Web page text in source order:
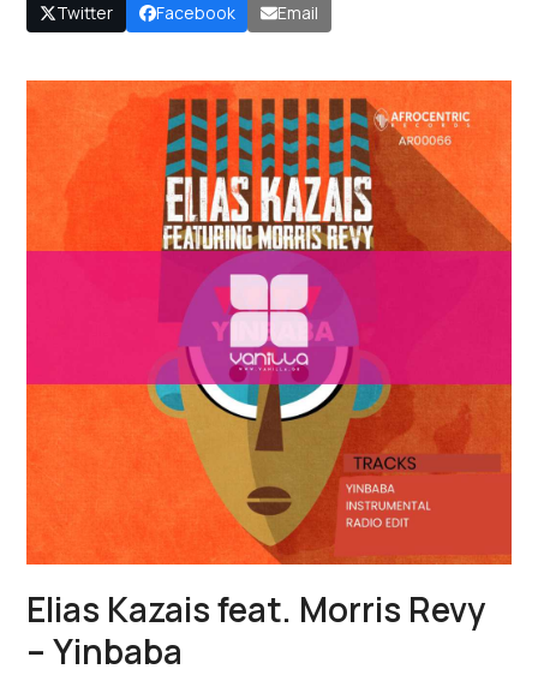
Twitter Facebook Email
Elias Kazais feat. Morris Revy
– Yinbaba